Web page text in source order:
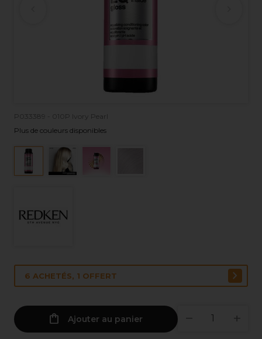
P033389 - 010P Ivory Pearl
Plus de couleurs disponibles
6 ACHETÉS, 1 OFFERT
Ajouter au panier